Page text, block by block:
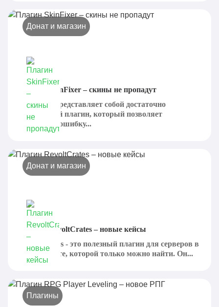
Донат и магазин
Плагин SkinFixer – скины не пропадут
SkinFixer представляет собой достаточно
интересный плагин, который позволяет
исправить ошибку...
Донат и магазин
Плагин RevoltCrates – новые кейсы
RevoltCrates - это полезный плагин для серверов в
Майнкрафте, которой только можно найти. Он...
Плагины